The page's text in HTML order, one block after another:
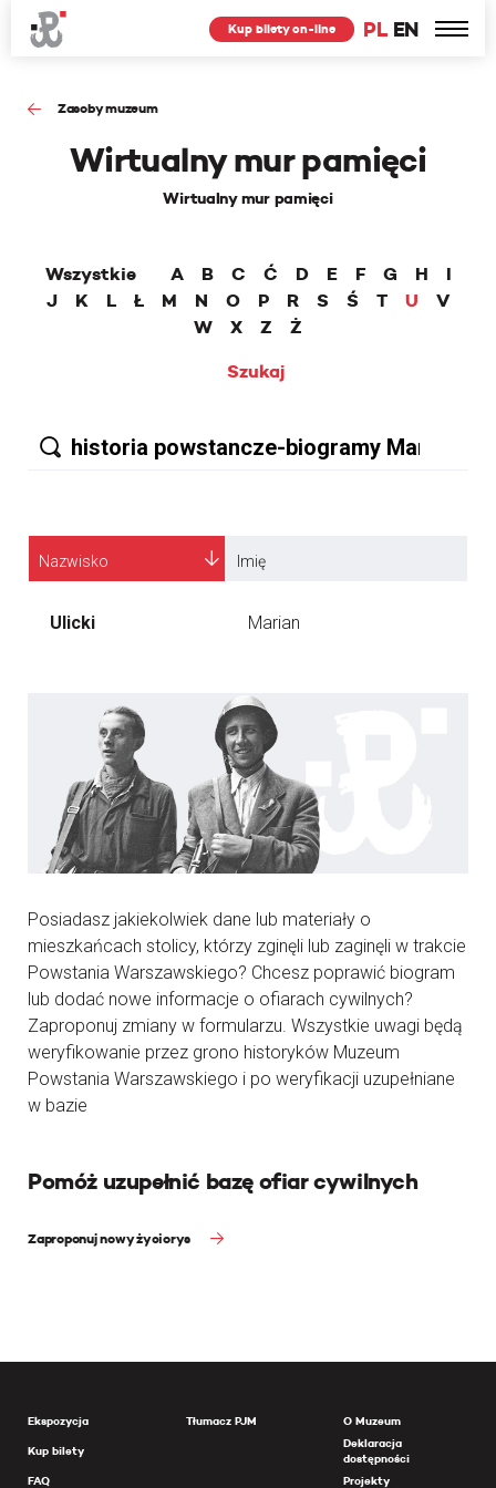
PL EN
Kup bilety on-line
Zasoby muzeum
Wirtualny mur pamięci
Wirtualny mur pamięci
Wszystkie A B C Ć D E F G H
I
J
K L Ł M N O P R S Ś T U
V
W
X Z
Ż
Szukaj
Nazwisko Imię
Ulicki Marian
Posiadasz jakiekolwiek dane lub materiały o
mieszkańcach stolicy, którzy zginęli lub zaginęli w trakcie
Powstania Warszawskiego? Chcesz poprawić biogram
lub dodać nowe informacje o ofiarach cywilnych?
Zaproponuj zmiany w formularzu. Wszystkie uwagi będą
weryfikowanie przez grono historyków Muzeum
Powstania Warszawskiego i po weryfikacji uzupełniane
w bazie
Pomóż uzupełnić bazę ofiar cywilnych
Zaproponuj nowy życiorys
Ekspozycja
Kup bilety
FAQ
Tłumacz PJM
O Muzeum
Deklaracja
dostępności
Projekty